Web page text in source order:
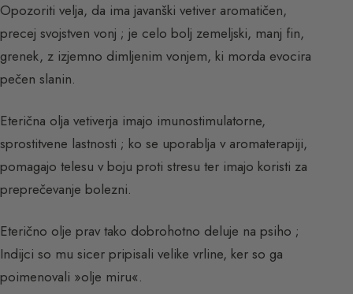
Opozoriti velja, da ima javanški vetiver aromatičen,
precej svojstven vonj ; je celo bolj zemeljski, manj fin,
grenek, z izjemno dimljenim vonjem, ki morda evocira
pečen slanin.
Eterična olja vetiverja imajo imunostimulatorne,
sprostitvene lastnosti ; ko se uporablja v aromaterapiji,
pomagajo telesu v boju proti stresu ter imajo koristi za
preprečevanje bolezni.
Eterično olje prav tako dobrohotno deluje na psiho ;
Indijci so mu sicer pripisali velike vrline, ker so ga
poimenovali »olje miru«.